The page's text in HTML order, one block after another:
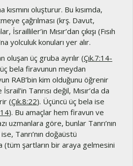
oluşturur. Bu kısımda,
çağrılması (krş. Davut,
Mısır’dan çıkışı (Fısıh
yolculuk konuları yer alır.
oluşan üç gruba ayrılır (Çık.7:14-
bela firavunun meydan
RAB’bin kim olduğunu öğrenir
Tanrısı değil, Mısır’da da
(Çık.8:22). Üçüncü üç bela ise
). Bu amaçlar hem firavun ve
uzmanlara göre, bunlar Tanrı’nın
Tanrı’nın doğaüstü
(tüm şartların bir araya gelmesini